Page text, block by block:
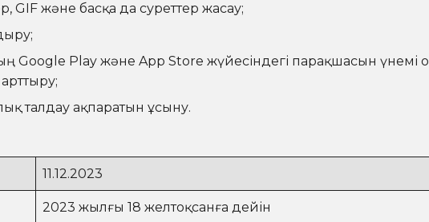
GIF және басқа да суреттер жасау;
Play және App Store жүйесіндегі парақшасын үнемі
талдау ақпаратын ұсыну.
11.12.2023
2023 жылғы 18 желтоқсанға дейін